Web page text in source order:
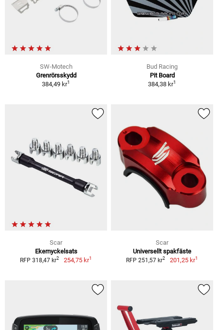
SW-Motech
Grenrörsskydd
384,49 kr1
Bud Racing
Pit Board
384,38 kr1
Scar
Ekernyckelsats
RFP 318,47 kr2 254,75 kr1
Scar
Universellt spakfäste
RFP 251,57 kr2 201,25 kr1